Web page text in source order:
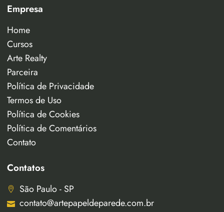
Empresa
Home
Cursos
Arte Realty
Parceira
Política de Privacidade
Termos de Uso
Política de Cookies
Política de Comentários
Contato
Contatos
São Paulo - SP
contato@artepapeldeparede.com.br